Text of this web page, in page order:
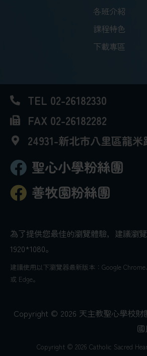
各班介紹
課程特色
下載專區
TEL 02-26182330
FAX 02-26182282
24931-新北市八里區龍米
聖心小學粉絲團
善牧園粉絲團
為了提供您最佳的瀏覽體驗，建議瀏覽
1920*1080。
建議使用以下瀏覽器最新版本：Google Chrome
或 Edge。
Copyright © 2026 天主教聖心學校財
Copyright © 2026 Catholic Sacred